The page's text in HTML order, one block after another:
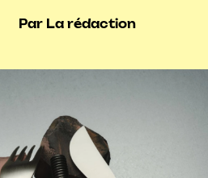
Par La rédaction